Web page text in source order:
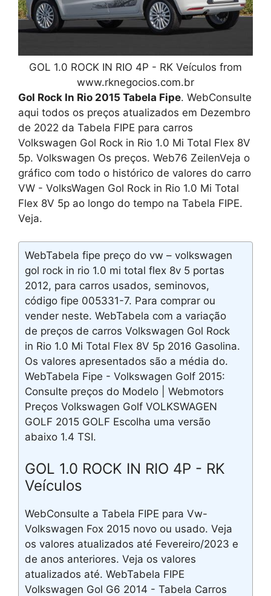
GOL 1.0 ROCK IN RIO 4P - RK Veículos from
www.rknegocios.com.br
Gol Rock In Rio 2015 Tabela Fipe. WebConsulte
aqui todos os preços atualizados em Dezembro
de 2022 da Tabela FIPE para carros
Volkswagen Gol Rock in Rio 1.0 Mi Total Flex 8V
5p. Volkswagen Os preços. Web76 ZeilenVeja o
gráfico com todo o histórico de valores do carro
VW - VolksWagen Gol Rock in Rio 1.0 Mi Total
Flex 8V 5p ao longo do tempo na Tabela FIPE.
Veja.
WebTabela fipe preço do vw – volkswagen
gol rock in rio 1.0 mi total flex 8v 5 portas
2012, para carros usados, seminovos,
código fipe 005331-7. Para comprar ou
vender neste. WebTabela com a variação
de preços de carros Volkswagen Gol Rock
in Rio 1.0 Mi Total Flex 8V 5p 2016 Gasolina.
Os valores apresentados são a média do.
WebTabela Fipe - Volkswagen Golf 2015:
Consulte preços do Modelo | Webmotors
Preços Volkswagen Golf VOLKSWAGEN
GOLF 2015 GOLF Escolha uma versão
abaixo 1.4 TSI.
GOL 1.0 ROCK IN RIO 4P - RK
Veículos
WebConsulte a Tabela FIPE para Vw-
Volkswagen Fox 2015 novo ou usado. Veja
os valores atualizados até Fevereiro/2023 e
de anos anteriores. Veja os valores
atualizados até. WebTabela FIPE
Volkswagen Gol G6 2014 - Tabela Carros